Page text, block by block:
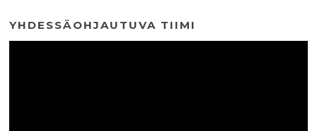
YHDESSÄOHJAUTUVA TIIMI